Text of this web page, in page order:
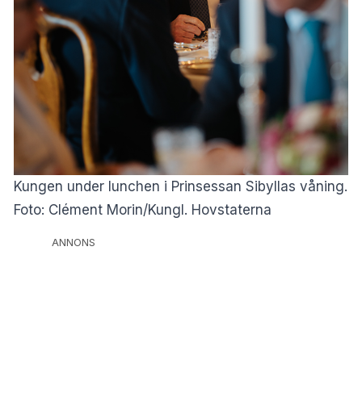
Kungen under lunchen i Prinsessan Sibyllas våning.
Foto: Clément Morin/Kungl. Hovstaterna
ANNONS